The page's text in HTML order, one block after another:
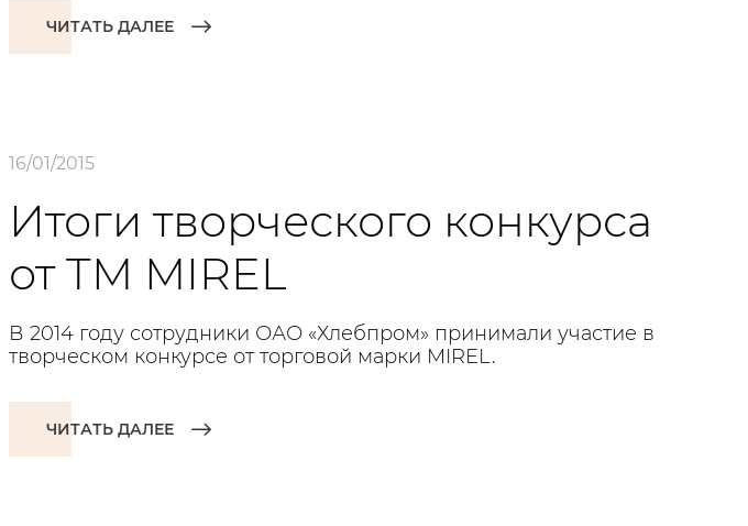
ЧИТАТЬ ДАЛЕЕ
16/01/2015
Итоги творческого конкурса
от TM MIREL
В 2014 году сотрудники ОАО «Хлебпром» принимали участие в
творческом конкурсе от торговой марки MIREL.
ЧИТАТЬ ДАЛЕЕ